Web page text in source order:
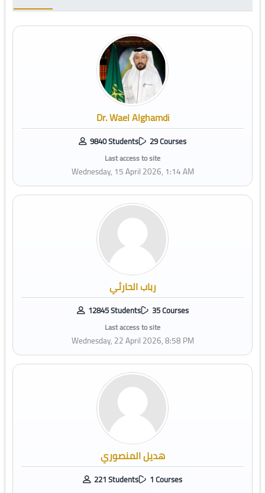
Dr. Wael Alghamdi
9840 Students 29 Courses
Last access to site
Wednesday, 15 April 2026, 1:14 AM
رباب الحارثي
12845 Students 35 Courses
Last access to site
Wednesday, 22 April 2026, 8:58 PM
هديل المنصوري
221 Students 1 Courses